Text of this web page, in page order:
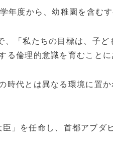
年度から、幼稚園を含む
、「私たちの目標は、子
る倫理的意識を育むことに
時代とは異なる環境に置
」を任命し、首都アブダ